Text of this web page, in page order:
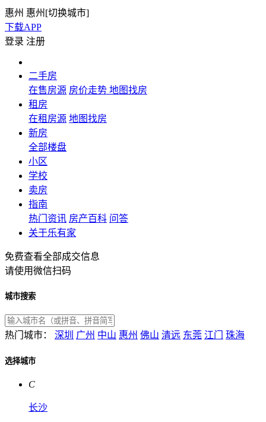
惠州 惠州[切换城市]
下载APP
登录 注册
二手房
在售房源 房价走势 地图找房
租房
在租房源 地图找房
新房
全部楼盘
小区
学校
卖房
指南
热门资讯 房产百科 问答
关于乐有家
免费查看全部成交信息
请使用微信扫码
城市搜索
热门城市： 深圳 广州 中山 惠州 佛山 清远 东莞 江门 珠海
选择城市
C
长沙